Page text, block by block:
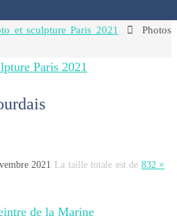
et sculpture Paris 2021
Photos
Paris 2021
2021 La taille totale est de 832 ×